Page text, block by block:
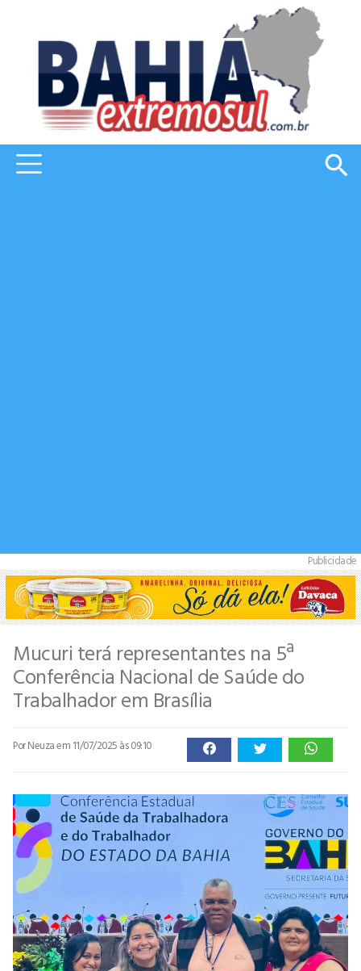
Publicidade
Mucuri terá representantes na 5ª
Conferência Nacional de Saúde do
Trabalhador em Brasília
Por Neuzaem 11/07/2025 às 09:10